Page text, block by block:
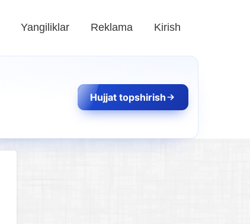
Yangiliklar Reklama Kirish
Hujjat topshirish